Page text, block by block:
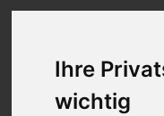
Ihre
wichtig